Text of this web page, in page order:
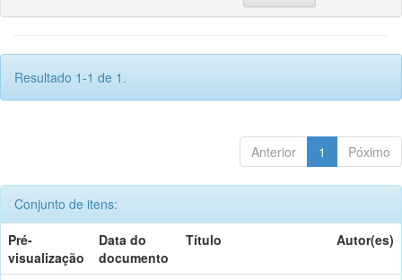
Resultado 1-1 de 1.
Anterior 1 Póximo
Conjunto de itens:
Pré-
visualização
Data do
documento
Título Autor(es)